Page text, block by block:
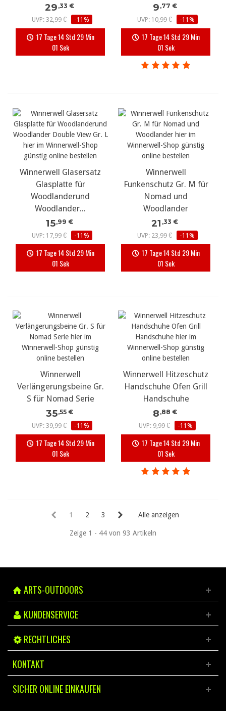
29 ,33 €
UVP: 32,99 €
-11%
17 Tage 14 Std 29 Min
00 Sek
9 ,77 €
UVP: 10,99 €
-11%
17 Tage 14 Std 29 Min
00 Sek
Winnerwell Glasersatz
Glasplatte für
Woodlanderund
Woodlander...
15,99 €
UVP: 17,99 €
-11%
17 Tage 14 Std 29 Min
00 Sek
Winnerwell
Funkenschutz Gr. M für
Nomad und
Woodlander
21 ,33 €
UVP: 23,99 €
-11%
17 Tage 14 Std 29 Min
00 Sek
Winnerwell
Verlängerungsbeine Gr.
S für Nomad Serie
35,55 €
UVP: 39,99 €
-11%
17 Tage 14 Std 29 Min
00 Sek
Winnerwell Hitzeschutz
Handschuhe Ofen Grill
Handschuhe
8 ,88 €
UVP: 9,99 €
-11%
17 Tage 14 Std 29 Min
00 Sek
1 2 3 Alle anzeigen
Zeige 1 - 44 von 93 Artikeln
ARTS-OUTDOORS
KUNDENSERVICE
RECHTLICHES
KONTAKT
SICHER ONLINE EINKAUFEN